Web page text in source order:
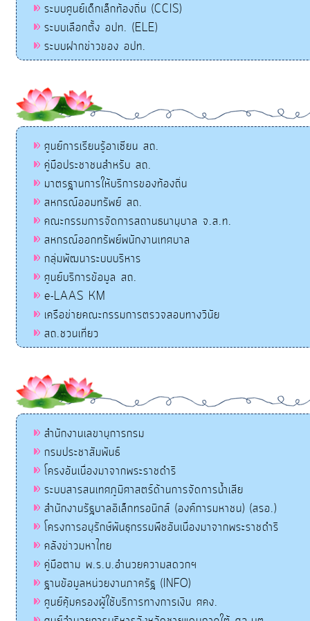
ระบบศูนย์เด็กเล็กท้องถิ่น (CCIS)
ระบบเลือกตั้ง อปท. (ELE)
ระบบฝากข่าวของ อปท.
ศูนย์การเรียนรู้อาเซียน สถ.
คู่มือประชาชนสำหรับ สถ.
มาตรฐานการให้บริการของท้องถิ่น
สหกรณ์ออมทรัพย์ สถ.
คณะกรรมการจัดการสถานธนานุบาล จ.ส.ท.
สหกรณ์ออกทรัพย์พนักงานเทศบาล
กลุ่มพัฒนาระบบบริหาร
ศูนย์บริการข้อมูล สถ.
e-LAAS KM
เครือข่ายคณะกรรมการตรวจสอบทางวินัย
สถ.ชวนเที่ยว
สำนักงานเลขานุการกรม
กรมประชาสัมพันธ์
โครงอันเนื่องมาจากพระราชดำริ
ระบบสารสนเทศภูมิศาสตร์ด้านการจัดการน้ำเสีย
สำนักงานรัฐบาลอิเล็กทรอนิกส์ (องค์การมหาชน) (สรอ.)
โครงการอนุรักษ์พันธุกรรมพืชอันเนื่องมาจากพระราชดำริ
คลังข่าวมหาไทย
คู่มือตาม พ.ร.บ.อำนวยความสดวกฯ
ฐานข้อมูลหน่วยงานภาครัฐ (INFO)
ศูนย์คุ้มครองผู้ใช้บริการทางการเงิน ศคง.